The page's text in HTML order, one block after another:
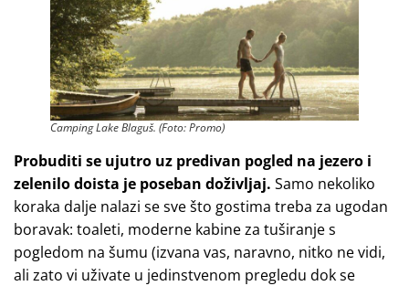
Camping Lake Blaguš. (Foto: Promo)
Probuditi se ujutro uz predivan pogled na jezero i
zelenilo doista je poseban doživljaj. Samo nekoliko
koraka dalje nalazi se sve što gostima treba za ugodan
boravak: toaleti, moderne kabine za tuširanje s
pogledom na šumu (izvana vas, naravno, nitko ne vidi,
ali zato vi uživate u jedinstvenom pregledu dok se